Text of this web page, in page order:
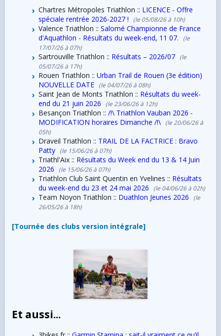
Chartres Métropoles Triathlon :: LICENCE - Offre
spéciale rentrée 2026-2027 !
(le 05/08/26 à 10h)
Valence Triathlon :: Salomé Championne de France
d'Aquathlon - Résultats du week-end, 11 07.
(le
17/07/26 à 07h)
Sartrouville Triathlon :: Résultats – 2026/07
(le
05/07/26 à 17h)
Rouen Triathlon :: Urban Trail de Rouen (3e édition)
NOUVELLE DATE
(le 04/07/26 à 08h)
Saint Jean de Monts Triathlon :: Résultats du week-
end du 21 juin 2026
(le 23/06/26 à 12h)
Besançon Triathlon :: /!\ Triathlon Vauban 2026 -
MODIFICATION horaires Dimanche /!\
(le 20/06/26 à
05h)
Draveil Triathlon :: TRAIL DE LA FACTRICE : Bravo
Patty
(le 15/06/26 à 07h)
Triathl'Aix :: Résultats du Week end du 13 & 14 Juin
2026
(le 15/06/26 à 07h)
Triathlon Club Saint Quentin en Yvelines :: Résultats
du week-end du 23 et 24 mai 2026
(le 04/06/26 à 02h)
Team Noyon Triathlon :: Duathlon Jeunes 2026
(le
26/05/26 à 18h)
[Tournée des clubs version intégrale]
Et aussi...